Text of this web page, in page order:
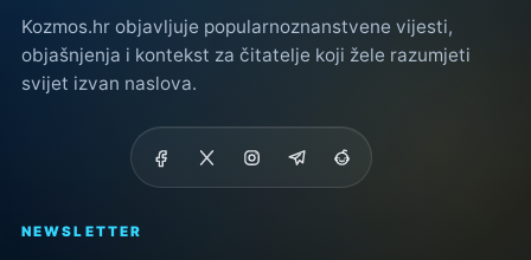
Kozmos.hr objavljuje popularnoznanstvene vijesti,
objašnjenja i kontekst za čitatelje koji žele razumjeti
svijet izvan naslova.
NEWSLETTER